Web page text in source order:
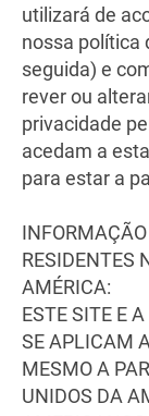
utilizará de
nossa política
seguida) e
rever ou
privacidade
acedam a
para estar a
RESIDENTES
AMÉRICA:
ESTE SITE E
SE APLICAM
MESMO A
UNIDOS DA